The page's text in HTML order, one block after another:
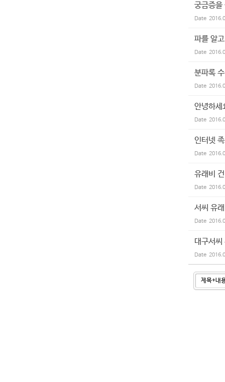
궁금증
Date
파를 알
Date
분파록
Date
안녕하세
Date
인터넷
Date
유래비
Date
서씨 유
Date
대구서씨
Date